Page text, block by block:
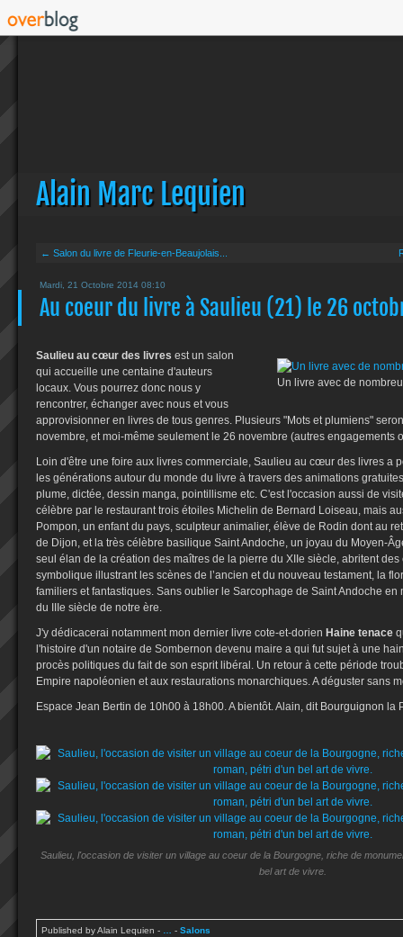
Alain Marc Lequien
← Salon du livre de Fleurie-en-Beaujolais...
Mardi, 21 Octobre 2014 08:10
Au coeur du livre à Saulieu (21) le 26
Un livre avec de
Saulieu au cœur des livres est un salon
qui accueille une centaine d'auteurs
locaux. Vous pourrez donc nous y
rencontrer, échanger avec nous et vous
approvisionner en livres de tous genres. Plusieurs "Mots et plumiens"
novembre, et moi-même seulement le 26 novembre (autres engagements
Loin d'être une foire aux livres commerciale, Saulieu au cœur des livres a
les générations autour du monde du livre à travers des animations
plume, dictée, dessin manga, pointillisme etc. C'est l'occasion aussi de
célèbre par le restaurant trois étoiles Michelin de Bernard Loiseau, mais
Pompon, un enfant du pays, sculpteur animalier, élève de Rodin dont au
de Dijon, et la très célèbre basilique Saint Andoche, un joyau du Moyen-
seul élan de la création des maîtres de la pierre du XIIe siècle, abritent
symbolique illustrant les scènes de l’ancien et du nouveau testament, la
familiers et fantastiques. Sans oublier le Sarcophage de Saint Andoche
du IIIe siècle de notre ère.
J'y dédicacerai notamment mon dernier livre cote-et-dorien Haine tenace
l'histoire d'un notaire de Sombernon devenu maire a qui fut sujet à une
procès politiques du fait de son esprit libéral. Un retour à cette période
Empire napoléonien et aux restaurations monarchiques. A déguster sans
Espace Jean Bertin de 10h00 à 18h00. A bientôt. Alain, dit Bourguignon la
Saulieu, l'occasion de visiter un village au coeur de la Bourgogne, riche de
bel art de vivre.
Published by Alain Lequien - - Salons